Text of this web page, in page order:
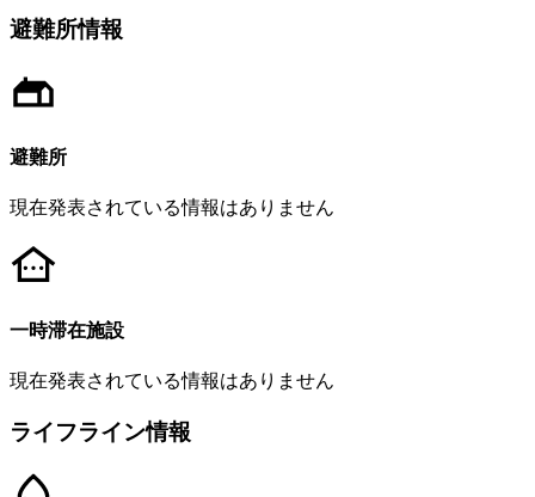
避難所情報
避難所
現在発表されている情報はありません
一時滞在施設
現在発表されている情報はありません
ライフライン情報